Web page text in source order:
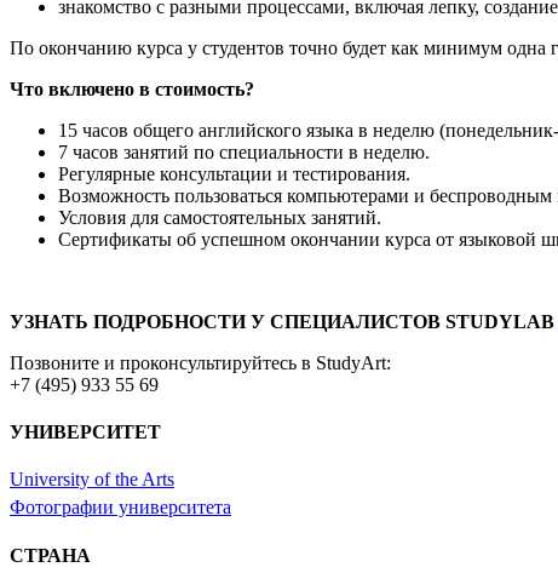
знакомство с разными процессами, включая лепку,
По окончанию курса у студентов точно будет как минимум одна
Что включено в стоимость?
15 часов общего английского языка в неделю
7 часов занятий по специальности в неделю.
Регулярные консультации и тестирования.
Возможность пользоваться компьютерами и беспроводным
Условия для самостоятельных занятий.
Сертификаты об успешном окончании курса от языковой
УЗНАТЬ ПОДРОБНОСТИ У СПЕЦИАЛИСТОВ STUDYLAB
Позвоните и проконсультируйтесь в StudyArt:
+7 (495) 933 55 69
УНИВЕРСИТЕТ
University of the Arts
Фотографии университета
СТРАНА